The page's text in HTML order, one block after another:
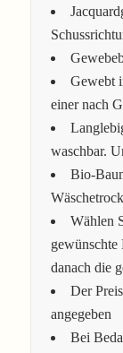
Gewebt
einer nach
waschbar.
Bio-
Wählen
danach die
Der
angegeben
Bei